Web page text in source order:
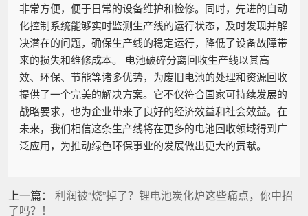
非常方便，便于日常的设备维护和检修。同时，先进的自动
化控制系统能够实时监测生产线的运行状态，及时发现并解
决潜在的问题，确保生产线的稳定运行，降低了设备故障带
来的损失和维修成本。 电池破碎分离回收生产线以其高
效、环保、节能等诸多优势，为废旧电池的处理和资源回收
提供了一个完美的解决方案。它不仅符合国家可持续发展的
战略要求，也为企业带来了良好的经济效益和社会效益。在
未来，我们相信这条生产线将在更多的电池回收领域得到广
泛应用，为推动绿色环保事业的发展做出更大的贡献。
上一篇： 利润被“烧”掉了？锂电池炭化炉这些痛点，你中招
了吗？！